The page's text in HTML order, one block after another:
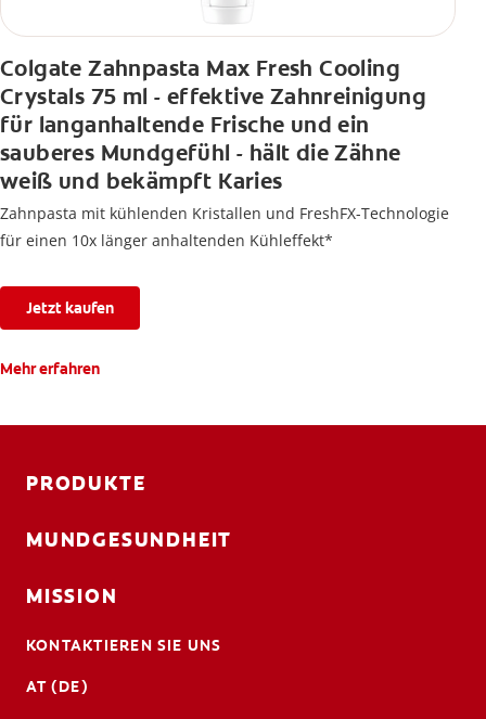
Colgate Zahnpasta Max Fresh Cooling
Crystals 75 ml - effektive Zahnreinigung
für langanhaltende Frische und ein
sauberes Mundgefühl - hält die Zähne
weiß und bekämpft Karies
Zahnpasta mit kühlenden Kristallen und FreshFX-Technologie
für einen 10x länger anhaltenden Kühleffekt*
Jetzt kaufen
Mehr erfahren
PRODUKTE
MUNDGESUNDHEIT
MISSION
KONTAKTIEREN SIE UNS
AT (DE)